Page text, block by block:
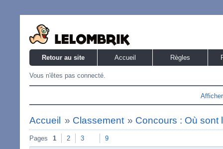
Retour au site Accueil Règles
Vous n'êtes pas connecté.
Accueil » Classement » Concours : Où sont
Pages 1 2 3 9